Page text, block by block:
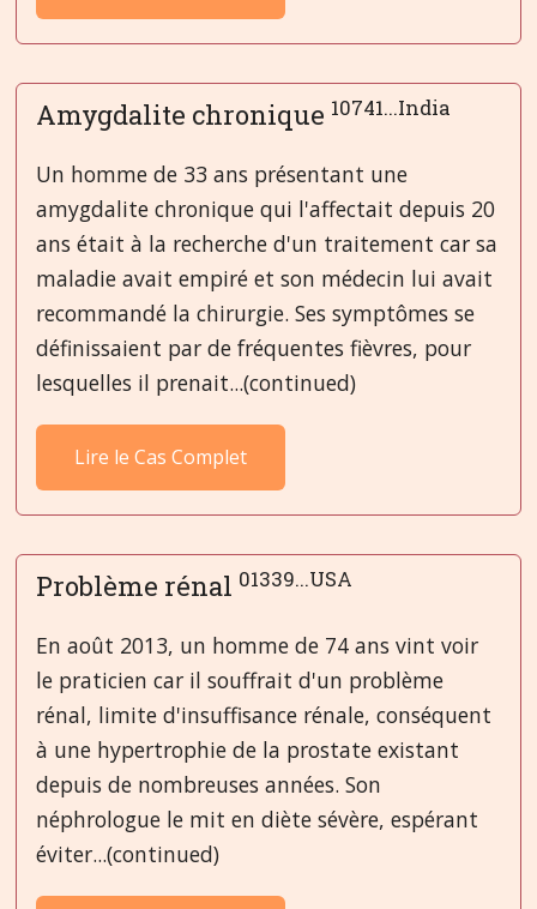
Amygdalite chronique 10741...India
Un homme de 33 ans présentant une
amygdalite chronique qui l'affectait depuis 20
ans était à la recherche d'un traitement car sa
maladie avait empiré et son médecin lui avait
recommandé la chirurgie. Ses symptômes se
définissaient par de fréquentes fièvres, pour
lesquelles il prenait...(continued)
Lire le Cas Complet
Problème rénal 01339...USA
En août 2013, un homme de 74 ans vint voir
le praticien car il souffrait d'un problème
rénal, limite d'insuffisance rénale, conséquent
à une hypertrophie de la prostate existant
depuis de nombreuses années. Son
néphrologue le mit en diète sévère, espérant
éviter...(continued)